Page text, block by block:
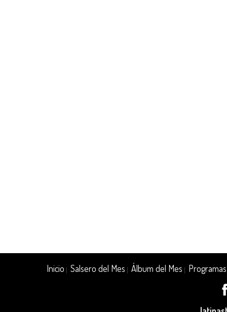
Inicio |Salsero del Mes |Álbum del Mes Programas